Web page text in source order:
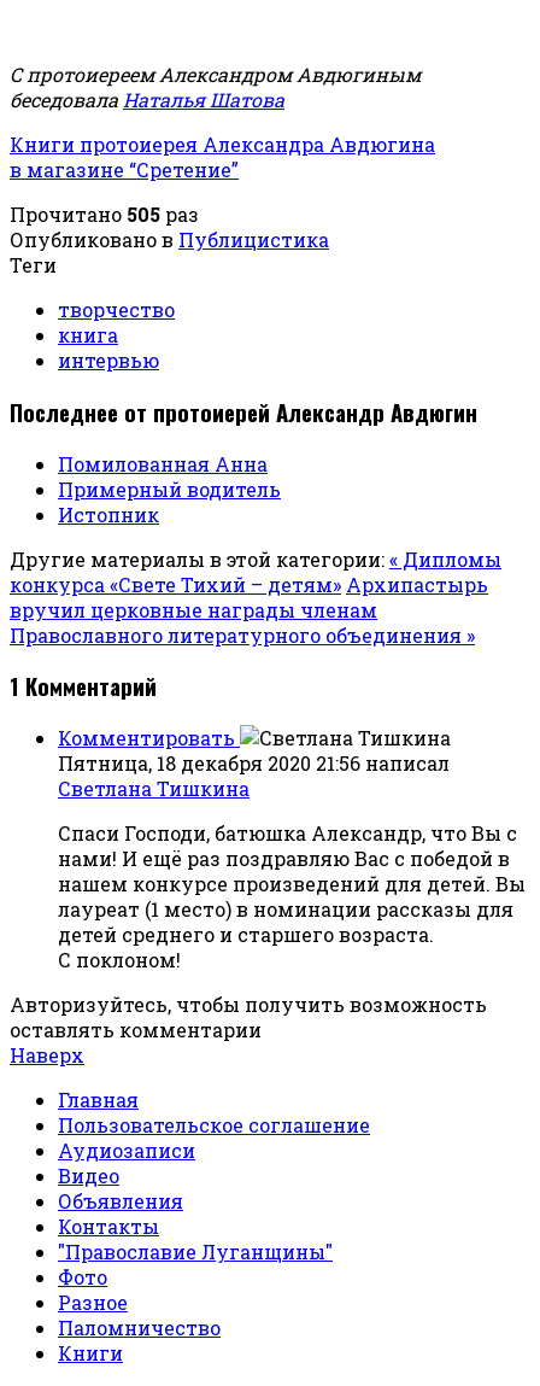
С протоиереем Александром Авдюгиным
беседовалаНаталья Шатова
Книги протоиерея Александра Авдюгина
в магазине “Сретение”
Прочитано 505 раз
Опубликовано в Публицистика
Теги
творчество
книга
интервью
Последнее от протоиерей Александр Авдюгин
Помилованная Анна
Примерный водитель
Истопник
Другие материалы в этой категории:« Дипломы
конкурса «Свете Тихий – детям» Архипастырь
вручил церковные награды членам
Православного литературного объединения »
1 Комментарий
Комментировать
Пятница, 18 декабря 2020 21:56 написал
Светлана Тишкина
Спаси Господи, батюшка Александр, что Вы с
нами! И ещё раз поздравляю Вас с победой в
нашем конкурсе произведений для детей. Вы
лауреат (1 место) в номинации рассказы для
детей среднего и старшего возраста.
С поклоном!
Авторизуйтесь, чтобы получить возможность
оставлять комментарии
Наверх
Главная
Пользовательское соглашение
Аудиозаписи
Видео
Объявления
Контакты
"Православие Луганщины"
Фото
Разное
Паломничество
Книги